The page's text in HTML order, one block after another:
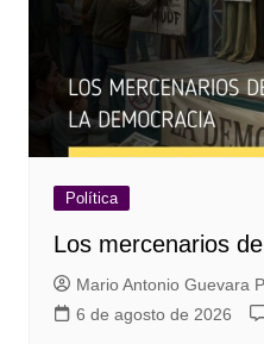
Política
Los mercenarios
Mario Antonio Guevara
6 de agosto de 2026